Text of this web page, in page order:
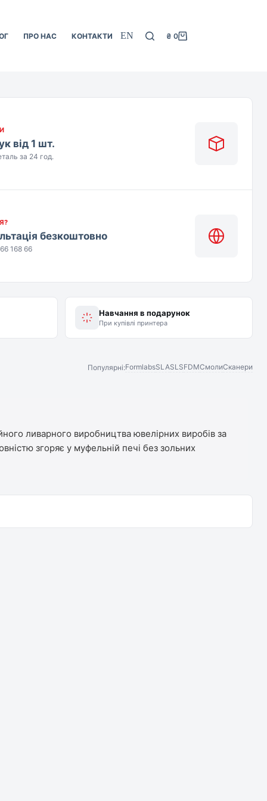
ПРО НАС КОНТАКТИ EN Кошик
₴ 0
від 1 шт.
за 24 год.
безкоштовно
168 66
Навчання в подарунок
При купівлі принтера
Популярні:FormlabsSLASLSFDMСмолиСканери
ливарного виробництва ювелірних виробів за
згоряє у муфельній печі без зольних